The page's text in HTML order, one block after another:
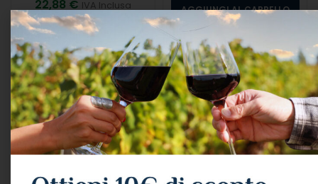
22,88 € IVA Inclusa
LEGGI TUTTO
AGGIUNGI AL CARRELLO
ESAURITO